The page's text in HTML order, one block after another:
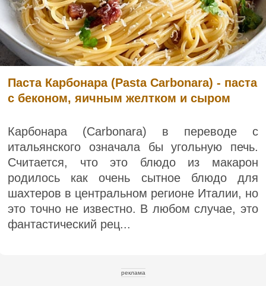
Паста Карбонара (Pasta Carbonara) - паста
с беконом, яичным желтком и сыром
Карбонара (Carbonara) в переводе с
итальянского означала бы угольную печь.
Считается, что это блюдо из макарон
родилось как очень сытное блюдо для
шахтеров в центральном регионе Италии, но
это точно не известно. В любом случае, это
фантастический рец...
реклама